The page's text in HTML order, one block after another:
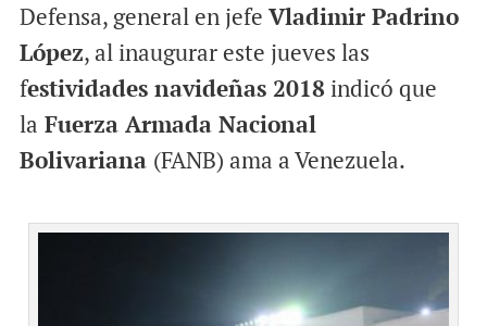
k
p
Defensa, general en jefe Vladimir Padrino
López, al inaugurar este jueves las
festividades navideñas 2018 indicó que
la Fuerza Armada Nacional
Bolivariana (FANB) ama a Venezuela.